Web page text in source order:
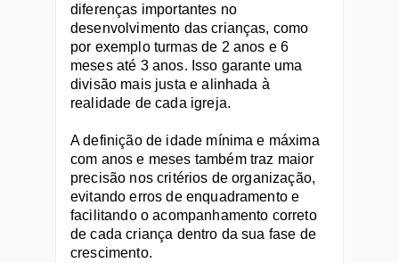
diferenças importantes no
desenvolvimento das crianças, como
por exemplo turmas de 2 anos e 6
meses até 3 anos. Isso garante uma
divisão mais justa e alinhada à
realidade de cada igreja.
A definição de idade mínima e máxima
com anos e meses também traz maior
precisão nos critérios de organização,
evitando erros de enquadramento e
facilitando o acompanhamento correto
de cada criança dentro da sua fase de
crescimento.